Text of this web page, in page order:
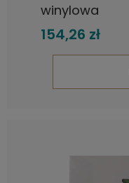
winylowa
154,26 zł